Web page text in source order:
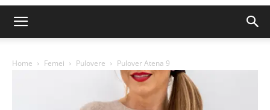
Home Femei Pulovere Pulover Atena 9